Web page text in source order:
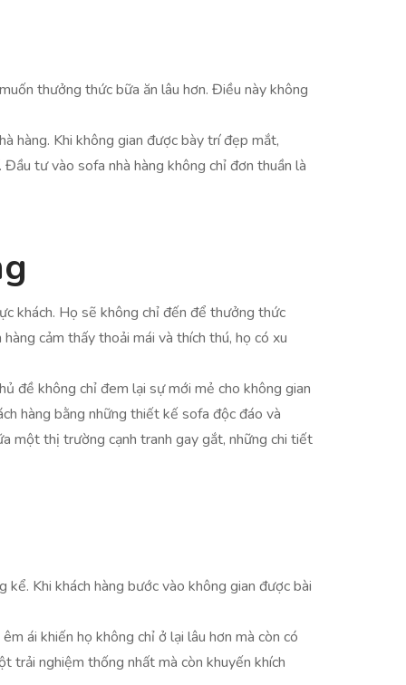
thưởng thức bữa ăn lâu hơn. Điều này không
hàng. Khi không gian được bày trí đẹp mắt,
tư vào sofa nhà hàng không chỉ đơn thuần là
khách. Họ sẽ không chỉ đến để thưởng thức
cảm thấy thoải mái và thích thú, họ có xu
đề không chỉ đem lại sự mới mẻ cho không gian
hàng bằng những thiết kế sofa độc đáo và
một thị trường cạnh tranh gay gắt, những chi tiết
kể. Khi khách hàng bước vào không gian được bài
ái khiến họ không chỉ ở lại lâu hơn mà còn có
trải nghiệm thống nhất mà còn khuyến khích